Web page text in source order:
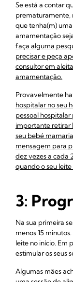
Se está a contar
prematuramente,
que tenha(m)
amamentação
faça alguma
precisar e peça
consultor em
amamentação.
Provavelmente
hospitalar no seu
pessoal hospitalar
importante retirar
seu bebé
mensagem para
dez vezes a cada
quando o seu leite
3:
Na sua primeira
menos 15
leite no início. Em
estimular os seus
Algumas mães